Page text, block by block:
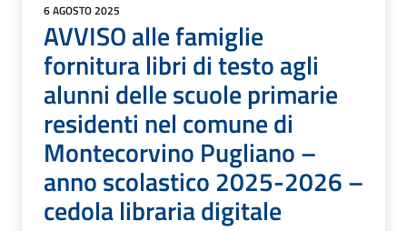
6 AGOSTO 2025
AVVISO alle famiglie
fornitura libri di testo agli
alunni delle scuole primarie
residenti nel comune di
Montecorvino Pugliano –
anno scolastico 2025-2026 –
cedola libraria digitale